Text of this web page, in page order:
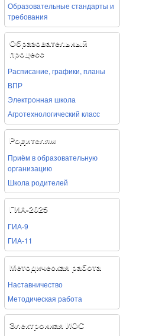
Образовательные стандарты и
требования
Образовательный
процесс
Расписание, графики, планы
ВПР
Электронная школа
Агротехнологический класс
Родителям
Приём в образовательную
организацию
Школа родителей
ГИА-2025
ГИА-9
ГИА-11
Методическая работа
Наставничество
Методическая работа
Электронная ИОС